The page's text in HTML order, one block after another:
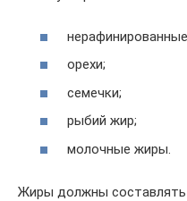
орехи;
семечки;
рыбий жир;
молочные жиры.
Жиры должны составлять